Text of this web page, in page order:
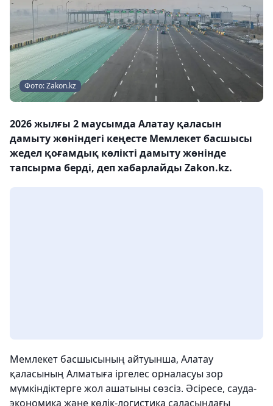
Фото: Zakon.kz
2026 жылғы 2 маусымда Алатау қаласын
дамыту жөніндегі кеңесте Мемлекет басшысы
жедел қоғамдық көлікті дамыту жөнінде
тапсырма берді, деп хабарлайды Zakon.kz.
Мемлекет басшысының айтуынша, Алатау
қаласының Алматыға іргелес орналасуы зор
мүмкіндіктерге жол ашатыны сөзсіз. Әсіресе, сауда-
экономика және көлік-логистика саласындағы